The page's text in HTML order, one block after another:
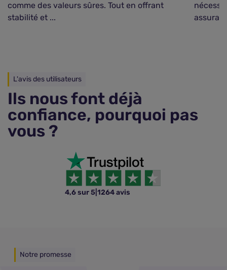
comme des valeurs sûres. Tout en offrant
stabilité et ...
L'avis des utilisateurs
Ils nous font déjà
confiance, pourquoi pas
vous ?
4,6 sur 5 1264 avis
Notre promesse